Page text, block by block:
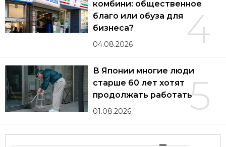
4
комбини: общественное
благо или обуза для
бизнеса?
04.08.2026
5
В Японии многие люди
старше 60 лет хотят
продолжать работать
01.08.2026